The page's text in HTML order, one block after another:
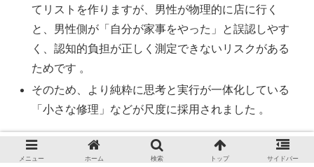
てリストを作りますが、男性が物理的に店に行く
と、男性側が「自分が家事をやった」と誤認しやす
く、認知的負担が正しく測定できないリスクがある
ためです 。
そのため、より純粋に思考と実行が一体化している
「小さな修理」などが尺度に採用されました 。
3. 本研究における「認知労働」の定義
メニュー ホーム 検索 トップ サイドバー